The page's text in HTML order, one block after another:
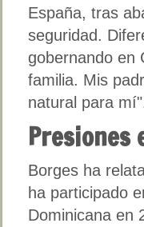
España, tras
seguridad.
gobernando en
familia. Mis
natural para
Presiones
Borges ha
ha participado
Dominicana en